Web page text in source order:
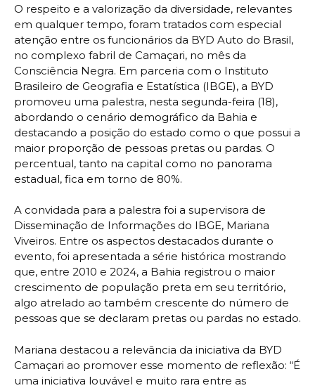
O respeito e a valorização da diversidade, relevantes
em qualquer tempo, foram tratados com especial
atenção entre os funcionários da BYD Auto do Brasil,
no complexo fabril de Camaçari, no mês da
Consciência Negra. Em parceria com o Instituto
Brasileiro de Geografia e Estatística (IBGE), a BYD
promoveu uma palestra, nesta segunda-feira (18),
abordando o cenário demográfico da Bahia e
destacando a posição do estado como o que possui a
maior proporção de pessoas pretas ou pardas. O
percentual, tanto na capital como no panorama
estadual, fica em torno de 80%.
A convidada para a palestra foi a supervisora de
Disseminação de Informações do IBGE, Mariana
Viveiros. Entre os aspectos destacados durante o
evento, foi apresentada a série histórica mostrando
que, entre 2010 e 2024, a Bahia registrou o maior
crescimento de população preta em seu território,
algo atrelado ao também crescente do número de
pessoas que se declaram pretas ou pardas no estado.
Mariana destacou a relevância da iniciativa da BYD
Camaçari ao promover esse momento de reflexão: “É
uma iniciativa louvável e muito rara entre as